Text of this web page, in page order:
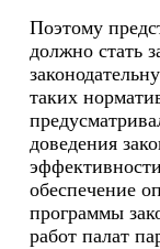
Поэтому
должно стать
таких
доведения
обеспечение
программы
работ палат